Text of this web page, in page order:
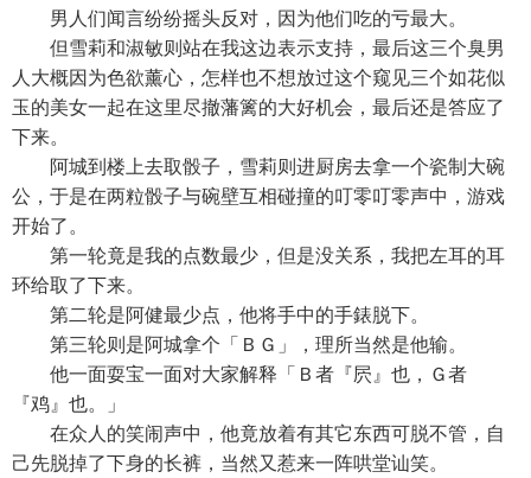
男人们闻言纷纷摇头反对，因为他们吃的亏最大。
但雪莉和淑敏则站在我这边表示支持，最后这三个臭男
人大概因为色欲薰心，怎样也不想放过这个窥见三个如花似
玉的美女一起在这里尽撤藩篱的大好机会，最后还是答应了
下来。
阿城到楼上去取骰子，雪莉则进厨房去拿一个瓷制大碗
公，于是在两粒骰子与碗壁互相碰撞的叮零叮零声中，游戏
开始了。
第一轮竟是我的点数最少，但是没关系，我把左耳的耳
环给取了下来。
第二轮是阿健最少点，他将手中的手錶脱下。
第三轮则是阿城拿个「ＢＧ」，理所当然是他输。
他一面耍宝一面对大家解释「Ｂ者『屄』也，Ｇ者
『鸡』也。」
在众人的笑闹声中，他竟放着有其它东西可脱不管，自
己先脱掉了下身的长裤，当然又惹来一阵哄堂讪笑。